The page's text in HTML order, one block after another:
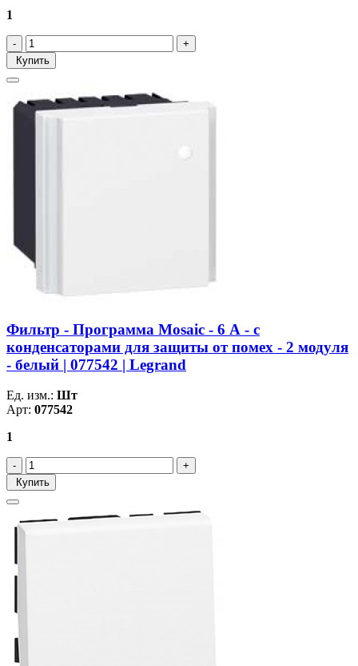
1
Купить
Фильтр - Программа Mosaic - 6 А - с
конденсаторами для защиты от помех - 2 модуля
- белый | 077542 | Legrand
Ед. изм.: Шт
Арт: 077542
1
Купить